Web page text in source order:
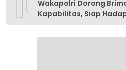
Wakapolri Dorong
Kapabilitas, Siap